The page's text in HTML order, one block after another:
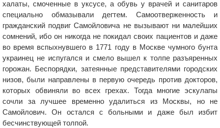
халаты, смоченные в уксусе, а обувь у врачей и санитаров
специально обмазывали дегтем. Самоотверженность и
гражданский подвиг Самойловича не вызывают ни малейших
сомнений, ибо он никогда не покидал своих пациентов и даже
во время вспыхнувшего в 1771 году в Москве чумного бунта
украинец не испугался и смело вышел к толпе разъяренных
горожан. Беспорядки, затеянные представителями городских
низов, были направлены в первую очередь против докторов,
которых обвиняли во всех грехах. Тогда многие эскулапы
сочли за лучшее временно удалиться из Москвы, но не
Самойлович. Он остался с больными и даже был избит
бесчинствующей толпой.